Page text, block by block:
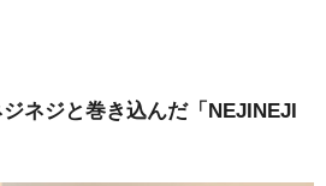
ネジと巻き込んだ「NEJINEJI